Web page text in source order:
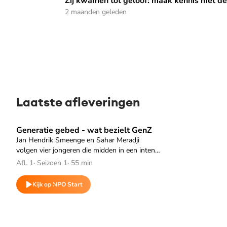
2 maanden geleden
Laatste afleveringen
Generatie gebed - wat bezielt GenZ
Jan Hendrik Smeenge en Sahar Meradji
volgen vier jongeren die midden in een intens
proces van geloof, twijfel en zelfonderzoek
Afl. 1· Seizoen 1· 55 min
Kijk op NPO Start
Speel "Generatie gebed - wat bezielt GenZ" af